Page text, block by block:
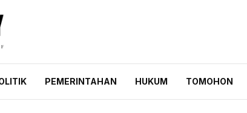
PEMERINTAHAN HUKUM TOMOHON